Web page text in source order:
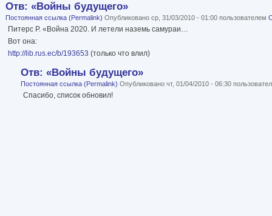
Отв: «Войны будущего»
Постоянная ссылка (Permalink) Опубликовано ср, 31/03/2010 - 01:00 пользователем
Питерс Р. «Война 2020. И летели наземь самураи…
Вот она:
http://lib.rus.ec/b/193653 (только что влил)
Отв: «Войны будущего»
Постоянная ссылка (Permalink) Опубликовано чт, 01/04/2010 - 06:30
Спасибо, список обновил!